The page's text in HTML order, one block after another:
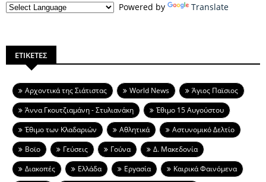
Powered by Translate
ΕΤΙΚΕΤΕΣ
Aρχοντικά της Σιάτιστας World News
Άγιος Παϊσιος
Άννα Γκουτζιαμάνη - Στυλιανάκη
Έθιμο 15 Αυγούστου
Έθιμο των Κλαδαριών
Αθλητικά
Αστυνομικό Δελτίο
Βοϊο
Γεύσεις Γούνα
Δ. Μακεδονία
Διακοπές
Ελλάδα Εργασία
Καιρικά Φαινόμενα